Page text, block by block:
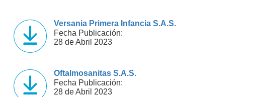
Versania Primera Infancia S.A.S.
Fecha Publicación:
28 de Abril 2023
Oftalmosanitas S.A.S.
Fecha Publicación:
28 de Abril 2023